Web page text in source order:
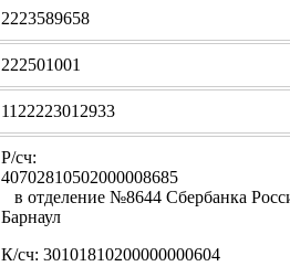
2223589658
222501001
1122223012933
Р/сч:
в отделение №8644 Сбербанка
Барнаул
К/сч: 30101810200000000604